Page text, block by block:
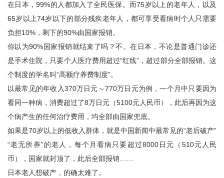
在日本，99%的人都加入了全民医保。而75岁以上的老年人，以及
65岁以上74岁以下的部分残疾老年人，都可享受看病时个人只需要
负担10%，剩下的90%由国家报销。
你以为90%国家报销就结束了吗？不。在日本，不论是普通门诊还
是手术住院，只要个人医疗费用超过“红线”，超过部分全部报销。这
个制度的学名叫“高额疗养费制度”。
以最常见的年收入370万日元～770万日元为例，一个月中只要因为
看同一种病，消费超过了8万日元（5100元人民币），此后再因为这
个病产生的任何治疗费用，均全部由国家兜底。
如果是70岁以上的低收入群体，就是中国新闻中最常见的“老后破产”
“老无所养”的老人，每个月看病只要超过8000日元（510元人民
币），国家就封顶了，此后全部报销……
日本老人想破产，的确太难了。